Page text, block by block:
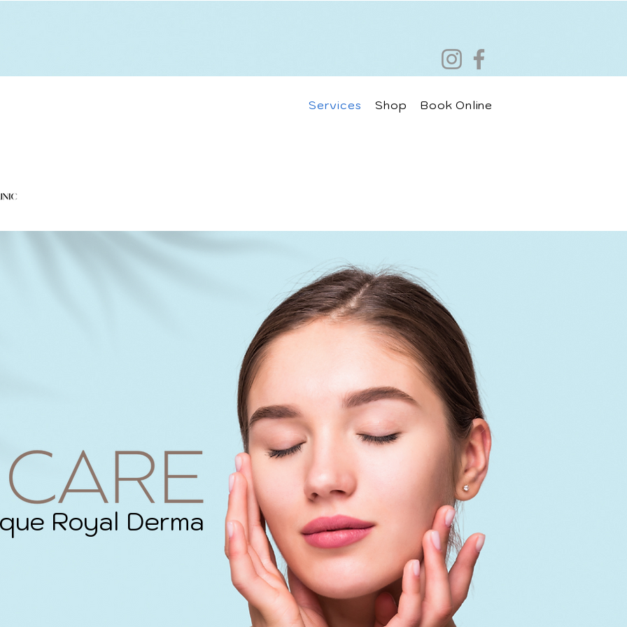
Services Shop Book Online
Royal Derma